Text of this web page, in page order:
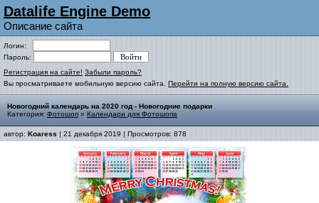
Datalife Engine Demo
Описание сайта
Логин:
Пароль:
Регистрация на сайте! Забыли пароль?
Вы просматриваете мобильную версию сайта. Перейти на полную версию сайта.
Новогодний календарь на 2020 год - Новогодние подарки
Категория: Фотошоп » Календари для Фотошопа
автор: Koaress | 21 декабря 2019 | Просмотров: 878